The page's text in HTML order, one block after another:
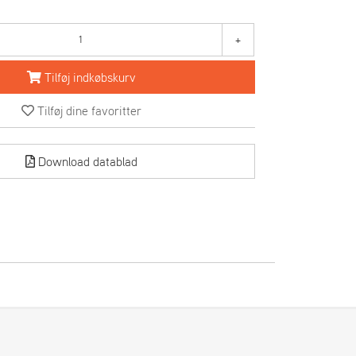
+
Tilføj indkøbskurv
Tilføj dine favoritter
Download datablad